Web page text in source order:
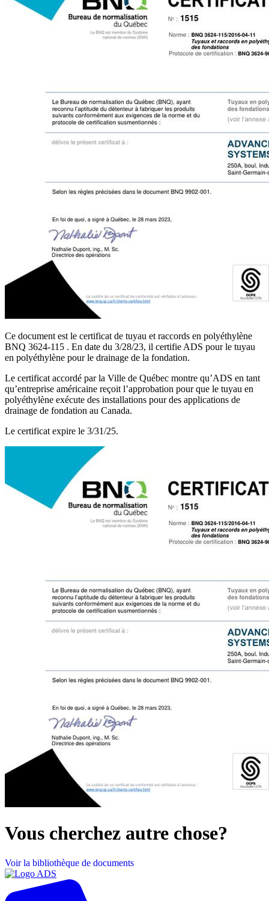
Ce document est le certificat de tuyau et raccords en polyéthylène
BNQ 3624-115 . En date du 3/28/23, il certifie ADS pour le tuyau
en polyéthylène pour le drainage de la fondation.
Le certificat accordé par la Ville de Québec montre qu’ADS en tant
qu’entreprise américaine reçoit l’approbation pour que le tuyau en
polyéthylène exécute des installations pour des applications de
drainage de fondation au Canada.
Le certificat expire le 3/31/25.
Vous cherchez autre chose?
Voir la bibliothèque de documents